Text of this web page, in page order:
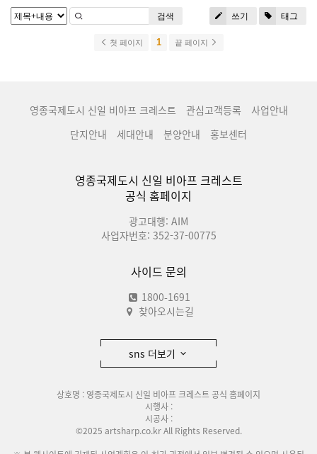
쓰기 태그
검색
첫 페이지 1 끝 페이지
영종국제도시 신일 비아프 크레스트 관심고객등록
사업안내
단지안내
세대안내 분양안내 홍보센터
영종국제도시 신일 비아프 크레스트
공식 홈페이지
광고대행: AIM
사업자번호: 352-37-00775
사이드 문의
1800-1691
찾아오시는길
sns 더보기
상호명 : 영종국제도시 신일 비아프 크레스트 공식 홈페이지
시행사 :
시공사 :
©2025 artsharp.co.kr All Rights Reserved.